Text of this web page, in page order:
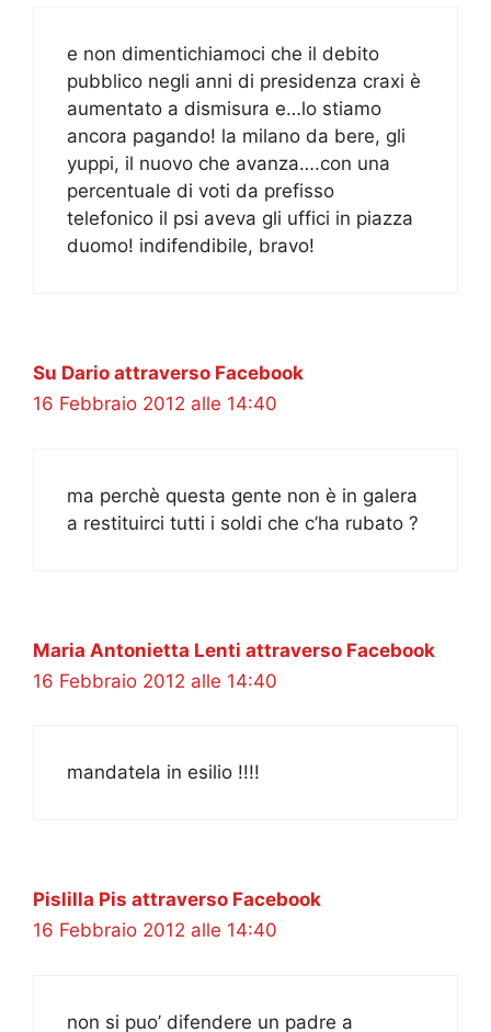
e non dimentichiamoci che il debito
pubblico negli anni di presidenza craxi è
aumentato a dismisura e…lo stiamo
ancora pagando! la milano da bere, gli
yuppi, il nuovo che avanza….con una
percentuale di voti da prefisso
telefonico il psi aveva gli uffici in piazza
duomo! indifendibile, bravo!
Su Dario attraverso Facebook
16 Febbraio 2012 alle 14:40
ma perchè questa gente non è in galera
a restituirci tutti i soldi che c’ha rubato ?
Maria Antonietta Lenti attraverso Facebook
16 Febbraio 2012 alle 14:40
mandatela in esilio !!!!
Pislilla Pis attraverso Facebook
16 Febbraio 2012 alle 14:40
non si puo’ difendere un padre a